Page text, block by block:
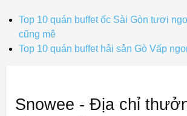
Top 10 quán buffet ốc Sài Gòn tươi
cũng mê
Top 10 quán buffet hải sản Gò Vấp
Snowee - Địa chỉ